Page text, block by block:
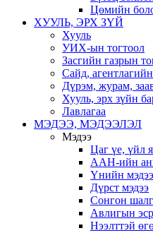
Цөмийн
ХУУЛЬ, ЭРХ ЗҮЙ
Хууль
УИХ-ын тогтоол
Засгийн газрын
Сайд,
Дүрэм, журам,
Хууль, эрх зүйн
Лавлагаа
МЭДЭЭ, МЭДЭЭЛЭЛ
Мэдээ
Цаг үе, үйл
ААН-ийн
Үнийн мэдээ
Дүрст мэдээ
Сонгон
Авлигын
Нээлттэй